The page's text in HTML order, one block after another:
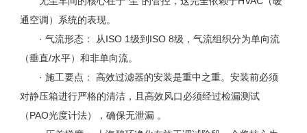
通空调）系统的表现。
· 气流形态： 从ISO 1级到ISO 8级，气流组织分为单向流
（垂直/水平）和非单向流。
· 施工要点： 高效过滤器的安装是重中之重。安装前必须
对静压箱进行严格的清洁，且高效风口必须经过检漏测试
（PAO光度计法），确保无泄漏 。